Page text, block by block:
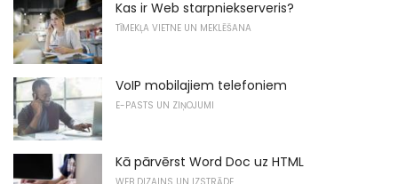
Kas ir Web starpniekserveris?
TĪMEKĻA VIETNE UN MEKLĒŠANA
VoIP mobilajiem telefoniem
E-PASTS UN ZIŅOJUMI
Kā pārvērst Word Doc uz HTML